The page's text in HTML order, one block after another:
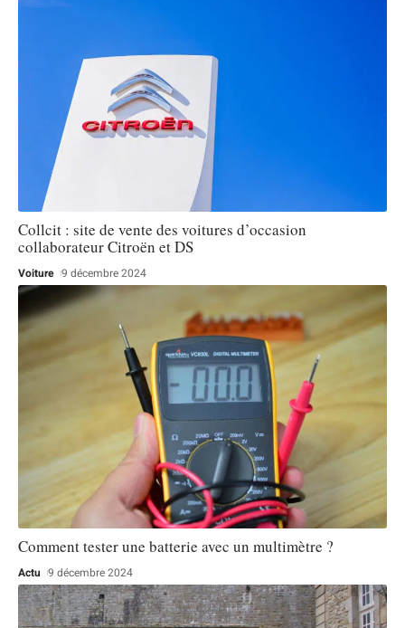
Collcit : site de vente des voitures d’occasion
collaborateur Citroën et DS
Voiture 9 décembre 2024
Comment tester une batterie avec un multimètre ?
Actu 9 décembre 2024